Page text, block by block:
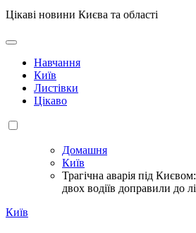
Цікаві новини Києва та області
Навчання
Київ
Листівки
Цікаво
Домашня
Київ
Трагічна аварія під
двох водіїв доправили до
Київ